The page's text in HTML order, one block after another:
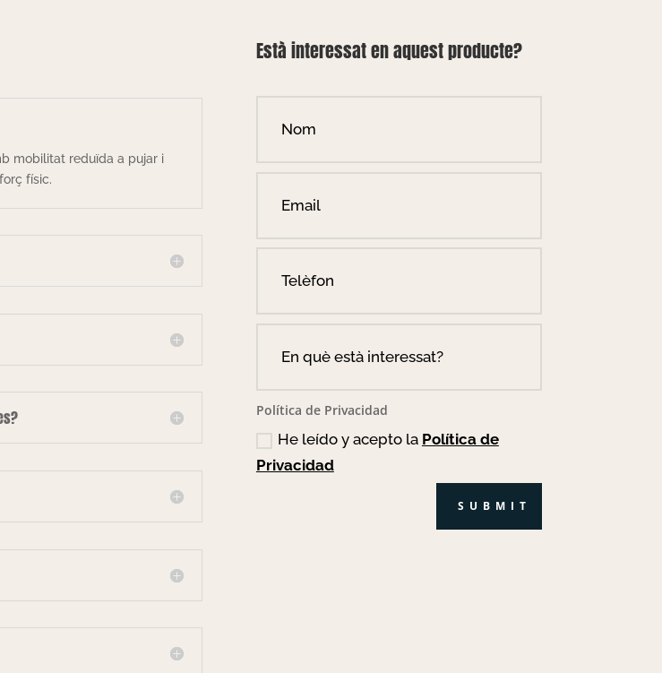
mobilitat reduïda a pujar i
físic.
Està interessat en aquest producte?
Política de Privacidad
He leído y acepto la Política de
Privacidad
SUBMIT